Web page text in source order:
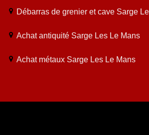
Débarras de grenier et cave Sarge
Achat antiquité Sarge Les Le Mans
Achat métaux Sarge Les Le Mans